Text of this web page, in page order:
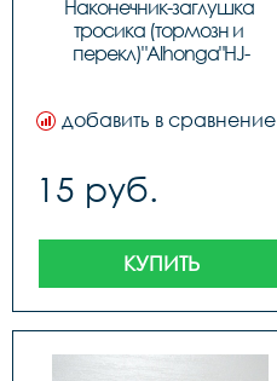
Наконечник-заглушка
тросика (тормозн и
перекл)"Alhonga"HJ-
добавить в сравнение
15 руб.
КУПИТЬ